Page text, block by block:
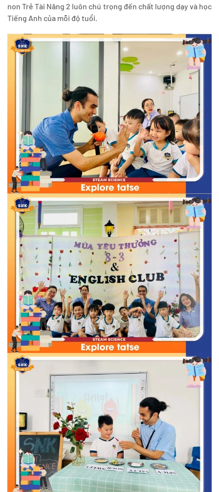
non Trẻ Tài Năng 2 luôn chú trọng đến chất lượng dạy và học
Tiếng Anh của mỗi độ tuổi.